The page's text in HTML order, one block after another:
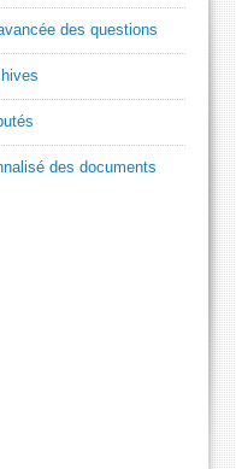
des questions
des documents